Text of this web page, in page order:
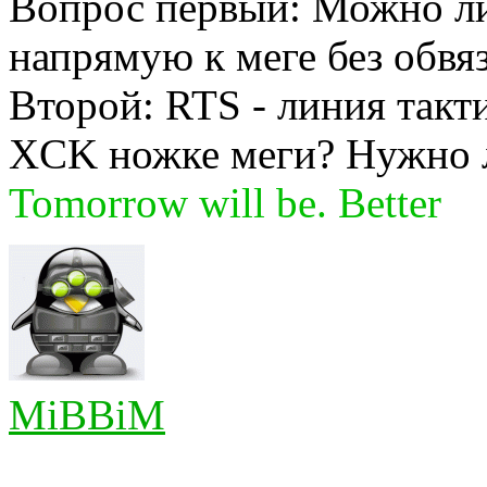
напрямую к меге без
Второй: RTS - линия
XCK ножке меги? Нужно
Tomorrow will be. Better
MiBBiM